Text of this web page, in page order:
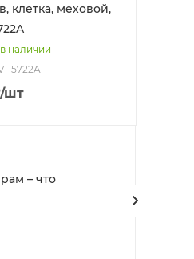
клетка, меховой,
наличии
15722A
/шт
– что